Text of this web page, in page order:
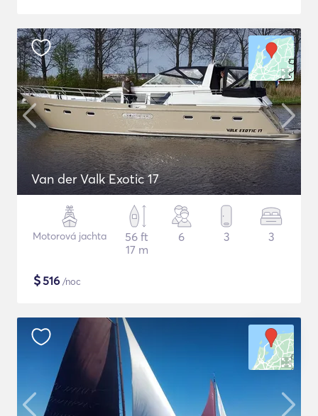
Van der Valk Exotic 17
Motorová jachta
56 ft
17 m
6 3 3
$516 /noc